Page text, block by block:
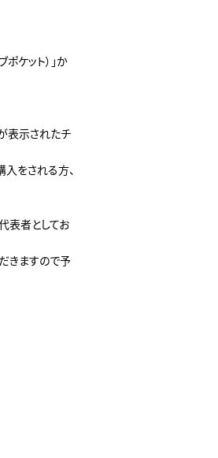
ケット）」か
表示されたチ
をされる方、
表者としてお
きますので予